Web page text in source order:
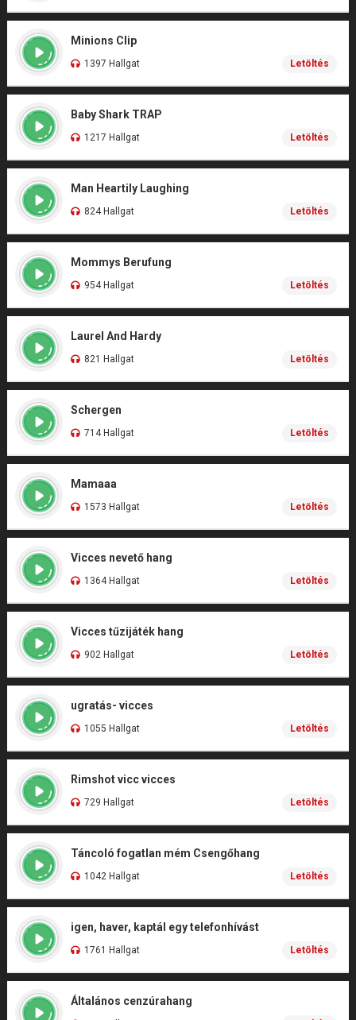
Minions Clip
1397 Hallgat Letöltés
Baby Shark TRAP
1217 Hallgat Letöltés
Man Heartily Laughing
824 Hallgat Letöltés
Mommys Berufung
954 Hallgat Letöltés
Laurel And Hardy
821 Hallgat Letöltés
Schergen
714 Hallgat Letöltés
Mamaaa
1573 Hallgat Letöltés
Vicces nevető hang
1364 Hallgat Letöltés
Vicces tűzijáték hang
902 Hallgat Letöltés
ugratás- vicces
1055 Hallgat Letöltés
Rimshot vicc vicces
729 Hallgat Letöltés
Táncoló fogatlan mém Csengőhang
1042 Hallgat Letöltés
igen, haver, kaptál egy telefonhívást
1761 Hallgat Letöltés
Általános cenzúrahang